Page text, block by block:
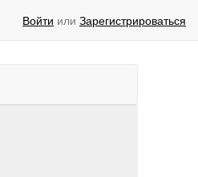
Войти или Зарегистрироваться